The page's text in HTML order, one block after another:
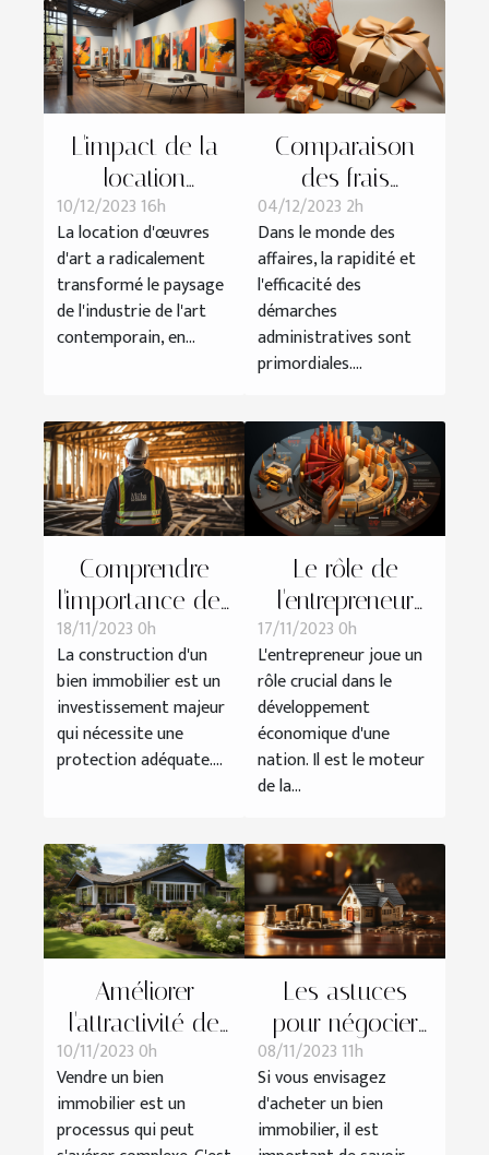
L'impact de la
location
d'œuvres d'art
sur l'industrie de
l'art
contemporain
10/12/2023 16h
La location d'œuvres
d'art a radicalement
transformé le paysage
de l'industrie de l'art
contemporain, en...
Comparaison
des frais
associés à
l'obtention d'un
K-bis entre les
services en
ligne et les
démarches
04/12/2023 2h
Dans le monde des
affaires, la rapidité et
l'efficacité des
démarches
administratives sont
primordiales....
Comprendre
l'importance des
assurances
dommages
ouvrage dans
les projets de
construction
18/11/2023 0h
La construction d'un
bien immobilier est un
investissement majeur
qui nécessite une
protection adéquate....
Le rôle de
l'entrepreneur
dans le
développement
économique
17/11/2023 0h
L'entrepreneur joue un
rôle crucial dans le
développement
économique d'une
nation. Il est le moteur
de la...
Améliorer
l'attractivité de
son bien
immobilier avant
la vente
10/11/2023 0h
Vendre un bien
immobilier est un
processus qui peut
Les astuces
pour négocier
efficacement le
prix de votre
futur bien
08/11/2023 11h
Si vous envisagez
d'acheter un bien
immobilier, il est